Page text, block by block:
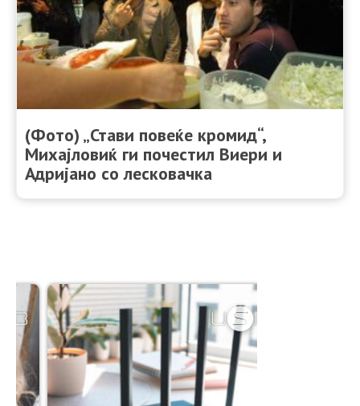
(Фото) „Стави повеќе кромид“,
Михајловиќ ги почестил Виери и
Адријано со лесковачка